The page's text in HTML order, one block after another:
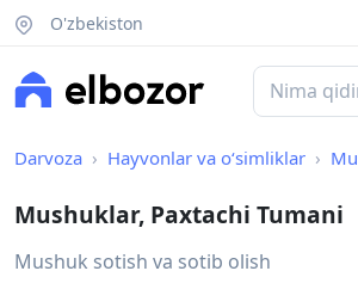
O'zbekiston
Darvoza Hayvonlar va o‘simliklar
Mushuklar, Paxtachi Tumani
Mushuk sotish va sotib olish